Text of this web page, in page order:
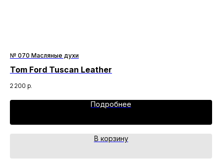
№ 070 Масляные духи
Tom Ford Tuscan Leather
2 200 р.
Подробнее
В корзину